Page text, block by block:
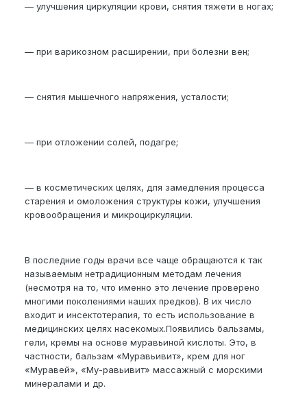
— улучшения циркуляции крови, снятия тяжети в ногах;
— при варикозном расширении, при болезни вен;
— снятия мышечного напряжения, усталости;
— при отложении солей, подагре;
— в косметических целях, для замедления процесса
старения и омоложения структуры кожи, улучшения
кровообращения и микроциркуляции.
В последние годы врачи все чаще обращаются к так
называемым нетрадиционным методам лечения
(несмотря на то, что именно это лечение проверено
многими поколениями наших предков). В их число
входит и инсектотерапия, то есть использование в
медицинских целях насекомых.Появились бальзамы,
гели, кремы на основе муравьиной кислоты. Это, в
частности, бальзам «Муравьивит», крем для ног
«Муравей», «Му-равьивит» массажный с морскими
минералами и др.